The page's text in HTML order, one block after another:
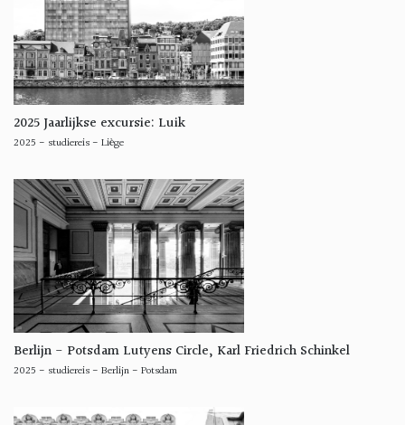
2025 Jaarlijkse excursie: Luik
2025 - studiereis - Liège
Berlijn - Potsdam Lutyens Circle, Karl Friedrich Schinkel
2025 - studiereis - Berlijn - Potsdam